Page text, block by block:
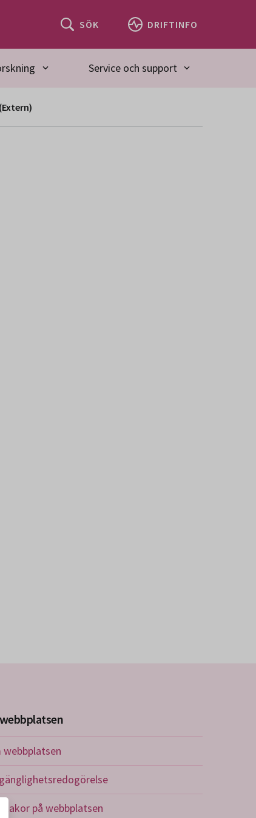
SÖK DRIFTINFO
Service och support
webbplatsen
kakor på webbplatsen